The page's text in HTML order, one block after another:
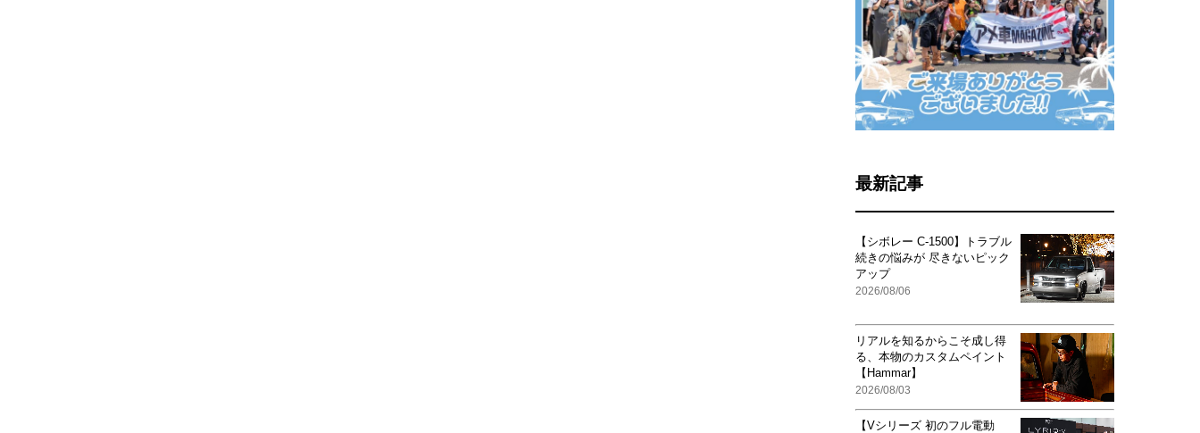
最新記事
【シボレー C-1500】トラブル
続きの悩みが 尽きないピック
アップ
2026/08/06
リアルを知るからこそ成し得
る、本物のカスタムペイント
【Hammar】
2026/08/03
【Vシリーズ 初のフル電動